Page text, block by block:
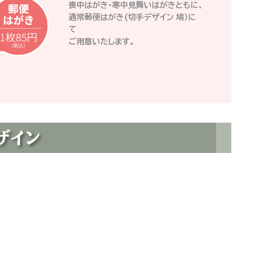
喪中はがき・寒中見舞いはがきともに、
通常郵便はがき(切手デザイン 鳩）に
て
ご用意いたします。
イン